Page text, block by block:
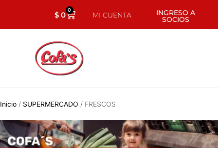
$0 0
MI CUENTA INGRESO A
SOCIOS
Inicio / SUPERMERCADO / FRESCOS